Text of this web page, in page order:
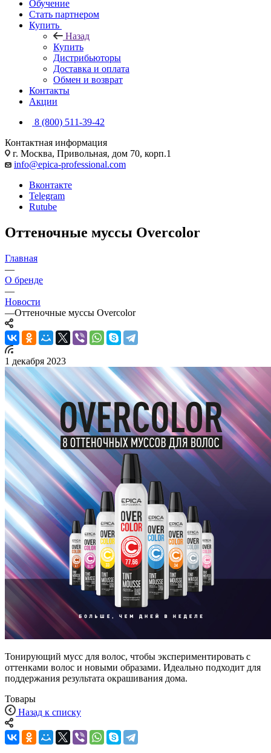
Обучение
Стать партнером
Купить
Назад
Купить
Дистрибьюторы
Доставка и оплата
Обмен и возврат
Контакты
Акции
8 (800) 511-39-42
Контактная информация
г. Москва, Привольная, дом 70, корп.1
info@epica-professional.com
Вконтакте
Telegram
Rutube
Оттеночные муссы Overcolor
Главная
—
О бренде
—
Новости
—Оттеночные муссы Overcolor
1 декабря 2023
Тонирующий мусс для волос, чтобы экспериментировать с
оттенками волос и новыми образами. Идеально подходит для
поддержания результата окрашивания дома.
Товары
Назад к списку